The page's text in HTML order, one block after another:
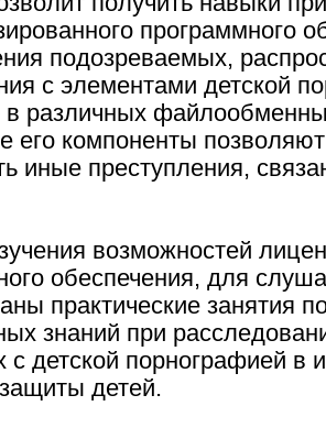
программного
подозреваемых,
с элементами детской
в различных
его компоненты
иные преступления,
возможностей
обеспечения, для
практические занятия
знаний при
с детской порнографией в
детей.